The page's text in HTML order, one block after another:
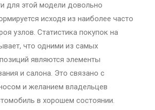
для этой модели довольно
исходя из наиболее часто
узлов. Статистика покупок на
что одними из самых
являются элементы
и салона. Это связано с
и желанием владельцев
в хорошем состоянии.